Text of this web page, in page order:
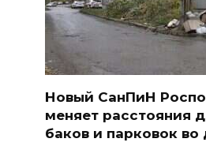
Новый СанПиН
меняет расстояния
баков и парковок во